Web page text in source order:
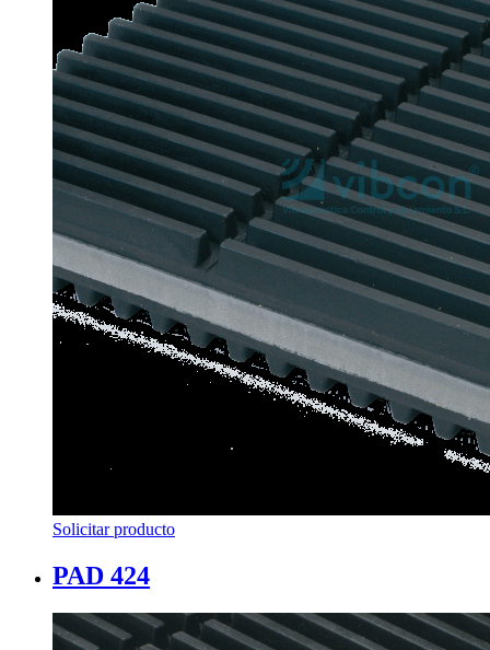
Solicitar producto
PAD 424